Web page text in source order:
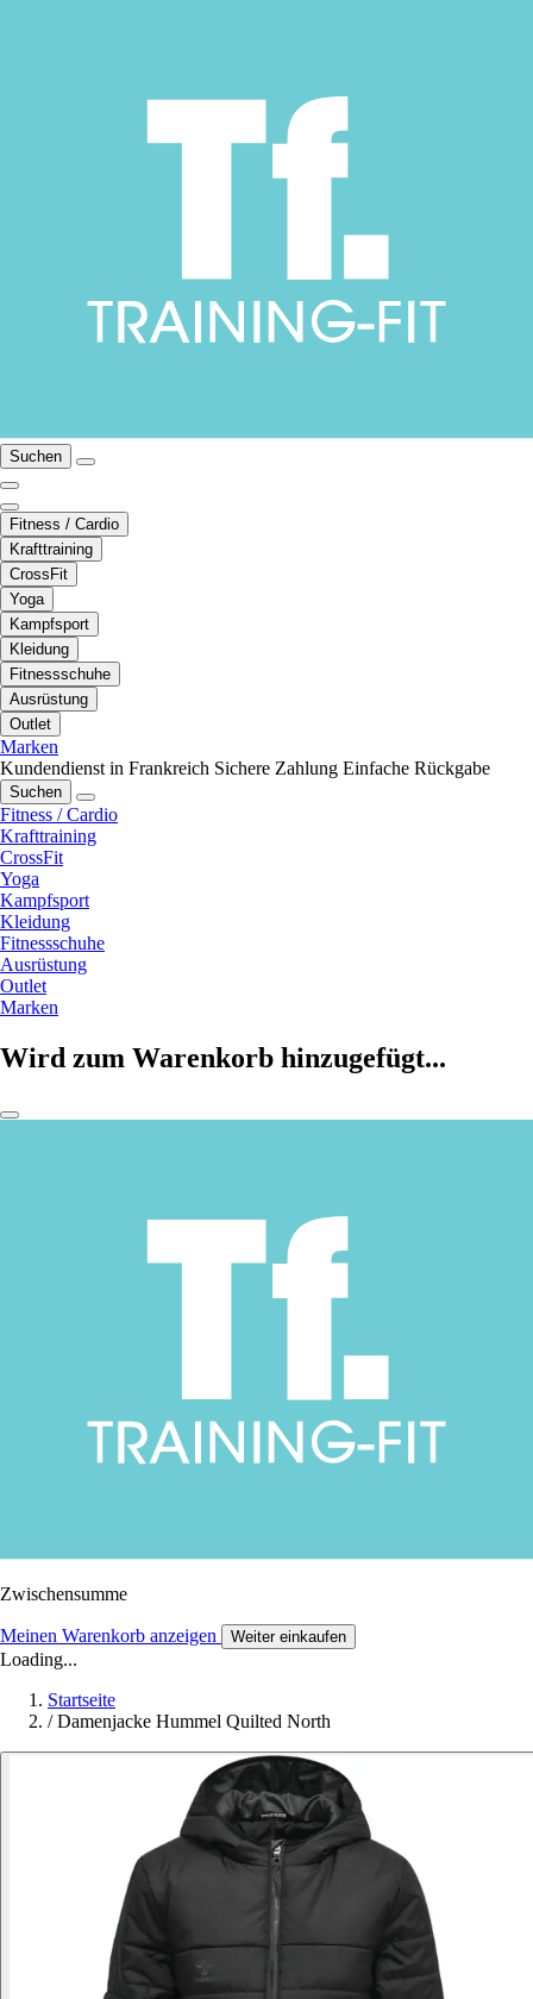
Suchen
Fitness / Cardio
Krafttraining
CrossFit
Yoga
Kampfsport
Kleidung
Fitnessschuhe
Ausrüstung
Outlet
Marken
Kundendienst in Frankreich Sichere Zahlung Einfache Rückgabe
Suchen
Fitness / Cardio
Krafttraining
CrossFit
Yoga
Kampfsport
Kleidung
Fitnessschuhe
Ausrüstung
Outlet
Marken
Wird zum Warenkorb hinzugefügt...
Zwischensumme
Meinen Warenkorb anzeigen Weiter einkaufen
Loading...
Startseite
/ Damenjacke Hummel Quilted North